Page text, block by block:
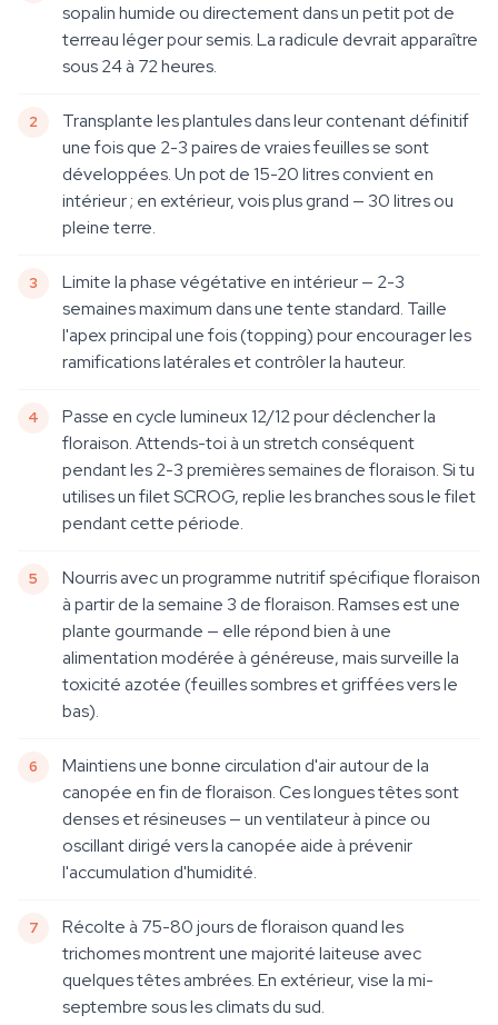
sopalin humide ou directement dans un petit pot de
terreau léger pour semis. La radicule devrait apparaître
sous 24 à 72 heures.
Transplante les plantules dans leur contenant définitif
une fois que 2-3 paires de vraies feuilles se sont
développées. Un pot de 15-20 litres convient en
intérieur ; en extérieur, vois plus grand — 30 litres ou
pleine terre.
Limite la phase végétative en intérieur — 2-3
semaines maximum dans une tente standard. Taille
l'apex principal une fois (topping) pour encourager les
ramifications latérales et contrôler la hauteur.
Passe en cycle lumineux 12/12 pour déclencher la
floraison. Attends-toi à un stretch conséquent
pendant les 2-3 premières semaines de floraison. Si tu
utilises un filet SCROG, replie les branches sous le filet
pendant cette période.
Nourris avec un programme nutritif spécifique floraison
à partir de la semaine 3 de floraison. Ramses est une
plante gourmande — elle répond bien à une
alimentation modérée à généreuse, mais surveille la
toxicité azotée (feuilles sombres et griffées vers le
bas).
Maintiens une bonne circulation d'air autour de la
canopée en fin de floraison. Ces longues têtes sont
denses et résineuses — un ventilateur à pince ou
oscillant dirigé vers la canopée aide à prévenir
l'accumulation d'humidité.
Récolte à 75-80 jours de floraison quand les
trichomes montrent une majorité laiteuse avec
quelques têtes ambrées. En extérieur, vise la mi-
septembre sous les climats du sud.